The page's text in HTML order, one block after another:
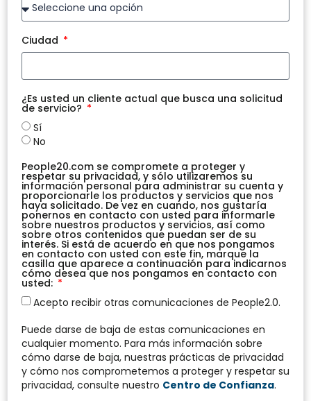
Ciudad
¿Es usted un cliente actual que busca una solicitud
de servicio?
Sí
No
People20.com se compromete a proteger y
respetar su privacidad, y sólo utilizaremos su
información personal para administrar su cuenta y
proporcionarle los productos y servicios que nos
haya solicitado. De vez en cuando, nos gustaría
ponernos en contacto con usted para informarle
sobre nuestros productos y servicios, así como
sobre otros contenidos que puedan ser de su
interés. Si está de acuerdo en que nos pongamos
en contacto con usted con este fin, marque la
casilla que aparece a continuación para indicarnos
cómo desea que nos pongamos en contacto con
usted:
Acepto recibir otras comunicaciones de People2.0.
Puede darse de baja de estas comunicaciones en
cualquier momento. Para más información sobre
cómo darse de baja, nuestras prácticas de privacidad
y cómo nos comprometemos a proteger y respetar su
privacidad, consulte nuestro Centro de Confianza.